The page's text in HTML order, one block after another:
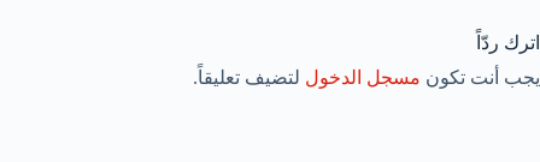
اترك ردّاً
يجب أنت تكون مسجل الدخول لتضيف تعليقاً.